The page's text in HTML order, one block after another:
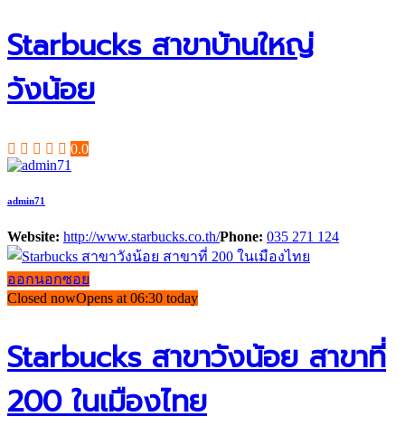
Starbucks สาขาบ้านใหญ่
วังน้อย
0.0
admin71
Website: http://www.starbucks.co.th/Phone: 035 271 124
ออกนอกซอย
Closed nowOpens at 06:30 today
Starbucks สาขาวังน้อย สาขาที่
200 ในเมืองไทย